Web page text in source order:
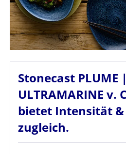
Stonecast PLUME |
ULTRAMARINE v.
bietet Intensität
zugleich.